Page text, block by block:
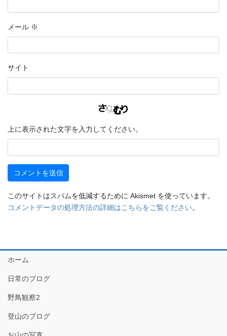
メール ※
サイト
上に表示された文字を入力してください。
このサイトはスパムを低減するために Akismet を使っています。
コメントデータの処理方法の詳細はこちらをご覧ください。
ホーム
日常のブログ
野鳥観察2
登山のブログ